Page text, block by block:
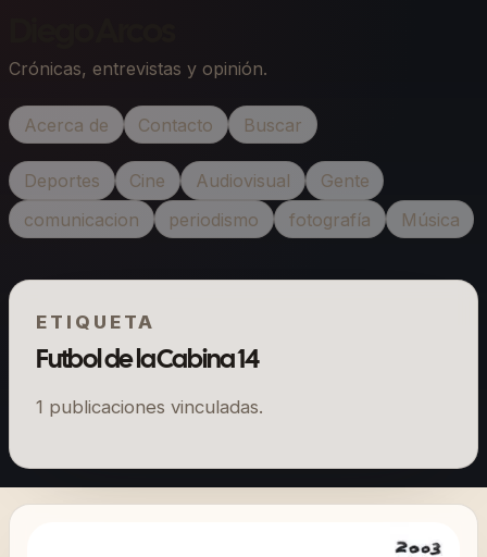
Crónicas, entrevistas y opinión.
Acerca de Contacto Buscar
Deportes Cine Audiovisual
Gente
comunicacion
periodismo fotografía Música
ETIQUETA
Futbol de la Cabina 14
1 publicaciones vinculadas.